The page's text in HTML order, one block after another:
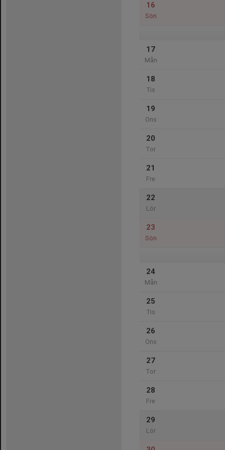
16
Sön
17
Mån
18
Tis
19
Ons
20
Tor
21
Fre
22
Lör
23
Sön
24
Mån
25
Tis
26
Ons
27
Tor
28
Fre
29
Lör